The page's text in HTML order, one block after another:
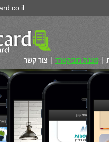
מצגת מוביקארד צור קשר